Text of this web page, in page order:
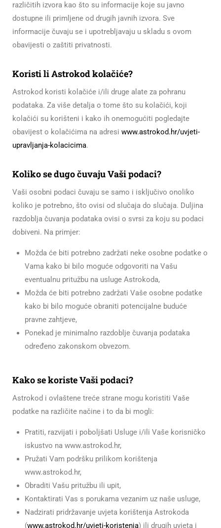
različitih izvora kao što su informacije koje su javno
dostupne ili primljene od drugih javnih izvora. Sve
informacije čuvaju se i upotrebljavaju u skladu s ovom
obavijesti o zaštiti privatnosti.
Koristi li Astrokod kolačiće?
Astrokod koristi kolačiće i/ili druge alate za pohranu
podataka. Za više detalja o tome što su kolačići, koji
kolačići su korišteni i kako ih onemogućiti pogledajte
obavijest o kolačićima na adresi www.astrokod.hr/uvjeti-
upravljanja-kolacicima.
Koliko se dugo čuvaju Vaši podaci?
Vaši osobni podaci čuvaju se samo i isključivo onoliko
koliko je potrebno, što ovisi od slučaja do slučaja. Duljina
razdoblja čuvanja podataka ovisi o svrsi za koju su podaci
dobiveni. Na primjer:
Možda će biti potrebno zadržati neke osobne podatke o
Vama kako bi bilo moguće odgovoriti na Vašu
eventualnu pritužbu na usluge Astrokoda,
Možda će biti potrebno zadržati Vaše osobne podatke
kako bi bilo moguće obraniti potencijalne buduće
pravne zahtjeve,
Ponekad je minimalno razdoblje čuvanja podataka
određeno zakonskom obvezom.
Kako se koriste Vaši podaci?
Astrokod i ovlaštene treće strane mogu koristiti Vaše
podatke na različite načine i to da bi mogli:
Pratiti, razvijati i poboljšati Usluge i/ili Vaše korisničko
iskustvo na www.astrokod.hr,
Pružati Vam podršku prilikom korištenja
www.astrokod.hr,
Obraditi Vašu pritužbu ili upit,
Kontaktirati Vas s porukama vezanim uz naše usluge,
Nadzirati pridržavanje uvjeta korištenja Astrokoda
(www.astrokod.hr/uvjeti-koristenja) ili drugih uvjeta i